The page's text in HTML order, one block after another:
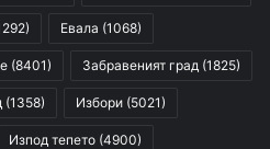
Евала (1068)
(8401) Забравеният град (1825)
(1358) Избори (5021)
Изпод тепето (4900)